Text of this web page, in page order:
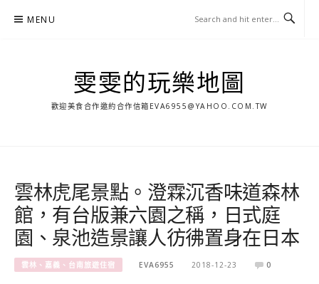
MENU
雯雯的玩樂地圖
歡迎美食合作邀約合作信箱 EVA6955@YAHOO.COM.TW
雲林虎尾景點。澄霖沉香味道森林
館，有台版兼六園之稱，日式庭
園、泉池造景讓人彷彿置身在日本
雲林、嘉義、台南旅遊住宿 EVA6955 2018-12-23 0